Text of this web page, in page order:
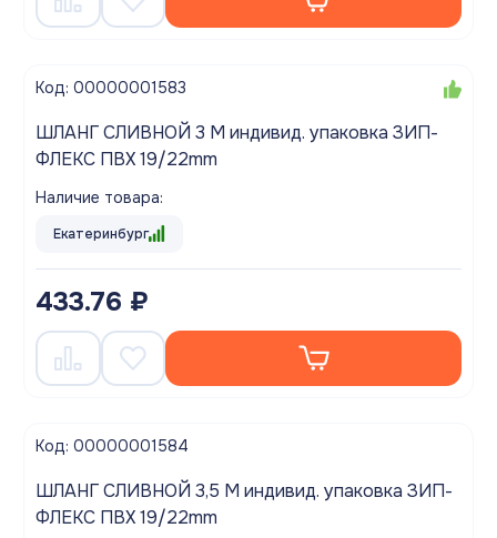
Код: 00000001583
ШЛАНГ СЛИВНОЙ 3 М индивид. упаковка ЗИП-
ФЛЕКС ПВХ 19/22mm
Наличие товара:
Екатеринбург
433.76 ₽
Код: 00000001584
ШЛАНГ СЛИВНОЙ 3,5 М индивид. упаковка ЗИП-
ФЛЕКС ПВХ 19/22mm